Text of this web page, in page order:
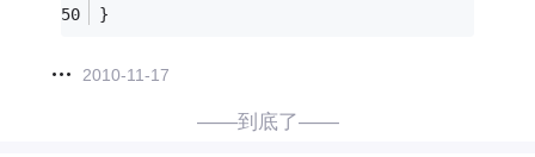
}
2010-11-17
——到底了——